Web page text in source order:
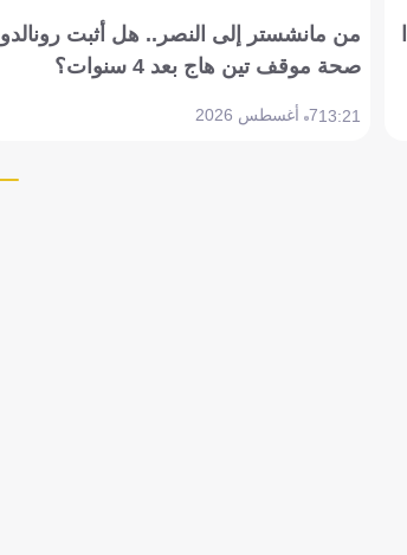
من مانشستر إلى النصر.. هل أثبت رونالدو
صحة موقف تين هاج بعد 4 سنوات؟
13:217 أغسطس 2026